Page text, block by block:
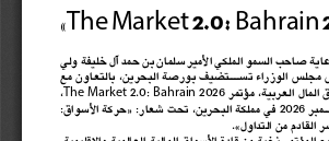
»TheMarket2.0: Bahrain
،The Market 2.0: Bahrain 2026
في مملكة البحرين، تحت شعار: «حركة الأسواق: 2026